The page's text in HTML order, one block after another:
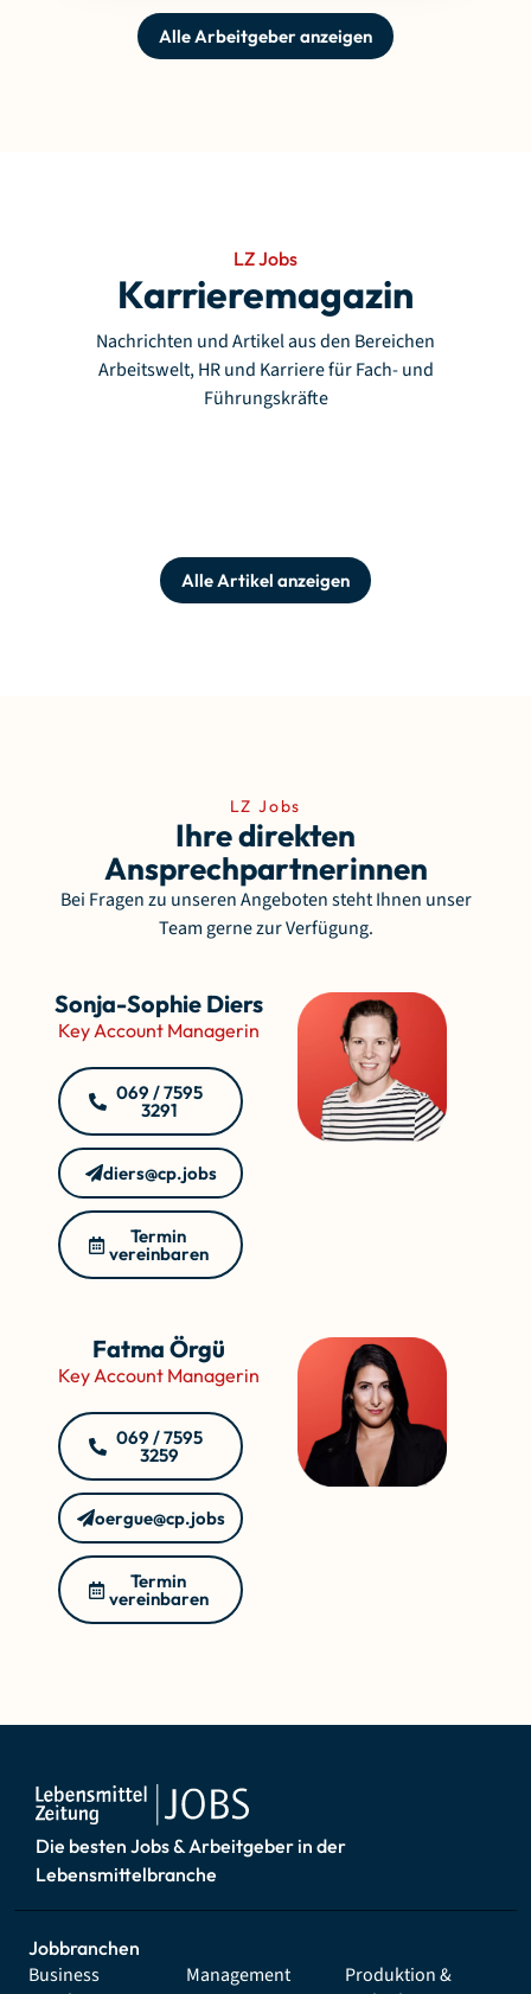
Alle Arbeitgeber anzeigen
LZ Jobs
Karrieremagazin
Nachrichten und Artikel aus den Bereichen
Arbeitswelt, HR und Karriere für Fach- und
Führungskräfte
Alle Artikel anzeigen
LZ Jobs
Ihre direkten
Ansprechpartnerinnen
Bei Fragen zu unseren Angeboten steht Ihnen unser
Team gerne zur Verfügung.
Sonja-Sophie Diers
Key Account Managerin
069 / 7595
3291
diers@cp.jobs
Termin
vereinbaren
Fatma Örgü
Key Account Managerin
069 / 7595
3259
oergue@cp.jobs
Termin
vereinbaren
Die besten Jobs & Arbeitgeber in der
Lebensmittelbranche
Jobbranchen
Business
Management
Produktion &